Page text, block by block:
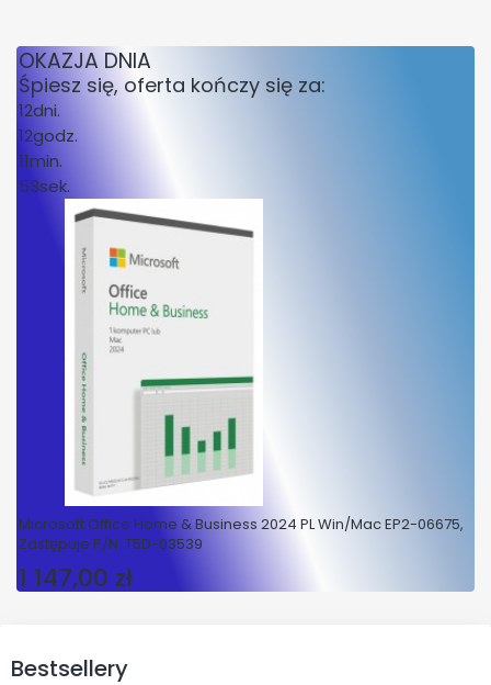
OKAZJA DNIA
Śpiesz się, oferta kończy się za:
12dni.
12godz.
11min.
53sek.
Microsoft Office Home & Business 2024 PL Win/Mac EP2-06675,
Zastępuje P/N: T5D-03539
Cena
1 147,00 zł
Bestsellery